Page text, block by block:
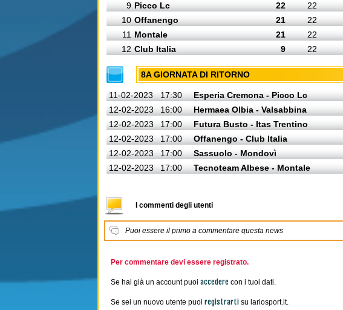
9 Picco Lc 22 22
10 Offanengo 21 22
11 Montale 21 22
12 Club Italia 9 22
8A GIORNATA DI RITORNO
11-02-2023 17:30 Esperia Cremona - Picco Lc
12-02-2023
16:00 Hermaea Olbia - Valsabbina
12-02-2023
17:00 Futura Busto - Itas Trentino
12-02-2023
17:00 Offanengo - Club Italia
12-02-2023
17:00 Sassuolo - Mondovì
12-02-2023
17:00 Tecnoteam Albese - Montale
I commenti degli utenti
Puoi essere il primo a commentare questa news
Per commentare devi essere registrato.
Se hai già un account puoi accedere con i tuoi dati.
Se sei un nuovo utente puoi registrarti su lariosport.it.